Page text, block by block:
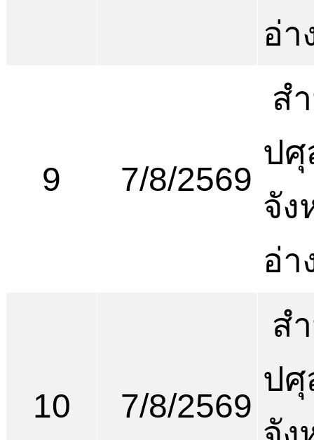
อ่า
9 7/8/2569
ส
ปศุ
จัง
อ่า
10 7/8/2569
ส
ปศุ